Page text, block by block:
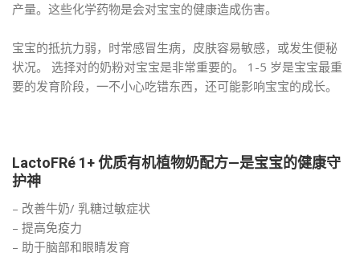
产量。这些化学药物是会对宝宝的健康造成伤害。
宝宝的抵抗力弱，时常感冒生病，皮肤容易敏感，或发生便秘
状况。 选择对的奶粉对宝宝是非常重要的。 1-5 岁是宝宝最重
要的发育阶段，一不小心吃错东西，还可能影响宝宝的成长。
LactoFRé 1+ 优质有机植物奶配方—是宝宝的健康守
护神
– 改善牛奶/ 乳糖过敏症状
– 提高免疫力
– 助于脑部和眼睛发育